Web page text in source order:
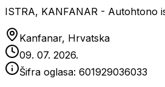
ISTRA, KANFANAR - Autohtono
Kanfanar, Hrvatska
09. 07. 2026.
Šifra oglasa: 601929036033